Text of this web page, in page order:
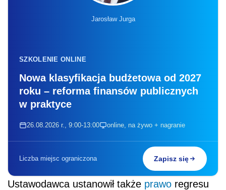
Jarosław Jurga
SZKOLENIE ONLINE
Nowa klasyfikacja budżetowa od 2027
roku – reforma finansów publicznych
w praktyce
26.08.2026 r., 9:00-13:00 online, na żywo + nagranie
Liczba miejsc ograniczona Zapisz się
Ustawodawca ustanowił także prawo regresu